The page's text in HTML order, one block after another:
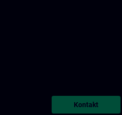
Kontakt